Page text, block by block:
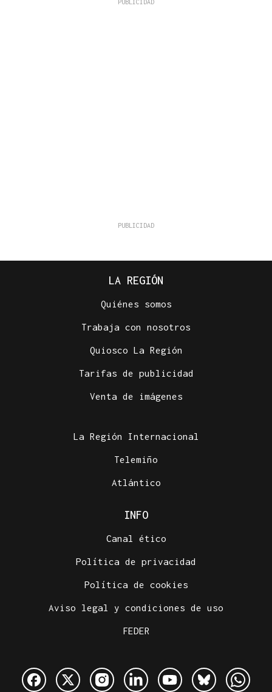
LA REGIÓN
Quiénes somos
Trabaja con nosotros
Quiosco La Región
Tarifas de publicidad
Venta de imágenes
La Región Internacional
Telemiño
Atlántico
INFO
Canal ético
Política de privacidad
Política de cookies
Aviso legal y condiciones de uso
FEDER